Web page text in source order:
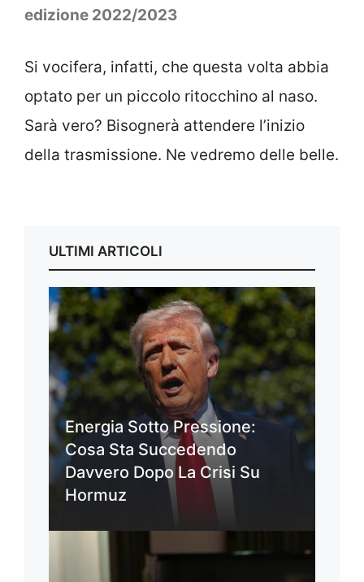
edizione 2022/2023
Si vocifera, infatti, che questa volta abbia
optato per un piccolo ritocchino al naso.
Sarà vero? Bisognerà attendere l’inizio
della trasmissione. Ne vedremo delle belle.
ULTIMI ARTICOLI
Energia Sotto Pressione:
Cosa Sta Succedendo
Davvero Dopo La Crisi Su
Hormuz